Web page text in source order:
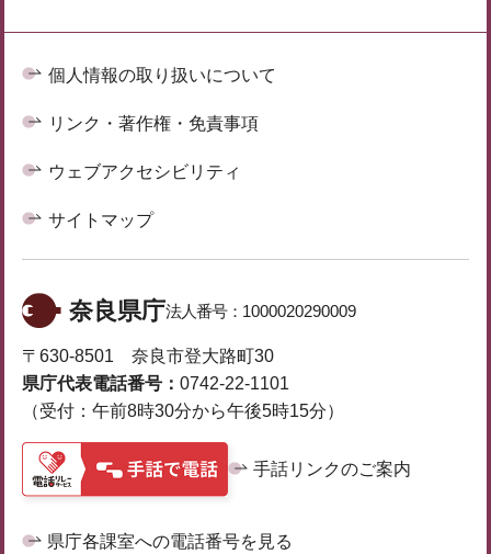
個人情報の取り扱いについて
リンク・著作権・免責事項
ウェブアクセシビリティ
サイトマップ
奈良県庁法人番号： 1000020290009
〒630-8501 奈良市登大路町30
県庁代表電話番号： 0742-22-1101
（受付：午前8時30分から午後5時15分）
手話リンクのご案内
県庁各課室への電話番号を見る